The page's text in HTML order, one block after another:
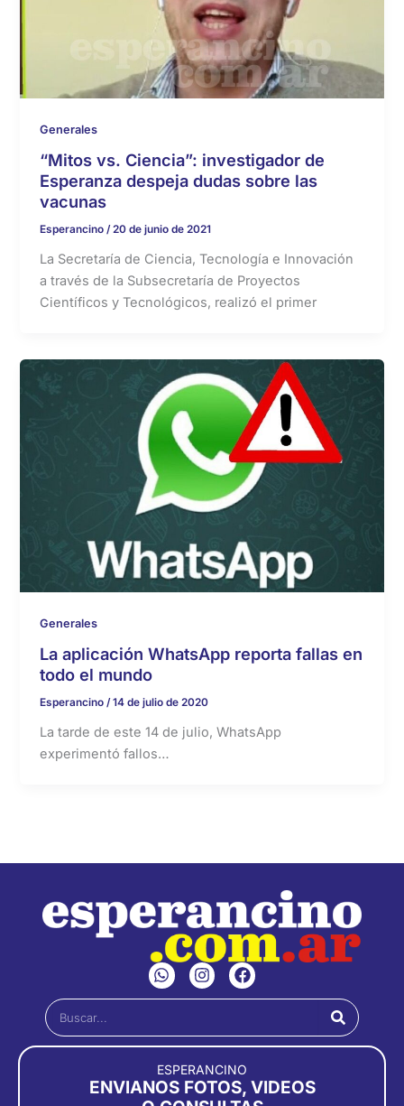
Generales
“Mitos vs. Ciencia”: investigador de
Esperanza despeja dudas sobre las
vacunas
Esperancino/20 de junio de 2021
La Secretaría de Ciencia, Tecnología e Innovación
a través de la Subsecretaría de Proyectos
Científicos y Tecnológicos, realizó el primer
Generales
La aplicación WhatsApp reporta fallas en
todo el mundo
Esperancino/14 de julio de 2020
La tarde de este 14 de julio, WhatsApp
experimentó fallos…
W
h
a
s
a
p
p
I
n
s
a
g
r
a
m
F
a
c
b
o
o
k
Buscar
ESPERANCINO
ENVIANOS FOTOS, VIDEOS